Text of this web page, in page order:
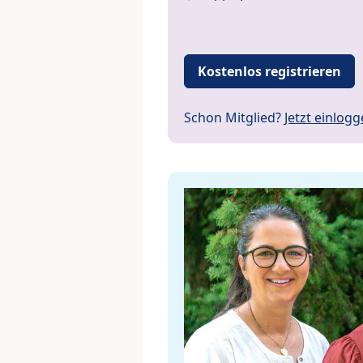
Kostenlos registrieren
Schon Mitglied? Jetzt